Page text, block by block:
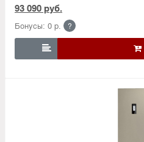
93 090 руб.
Бонусы: 0 р. ?
